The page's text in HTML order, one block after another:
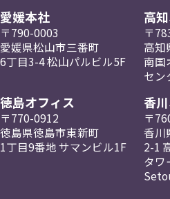
愛媛本社
〒790-0003
愛媛県松山市三番町
6丁目3-4松山パルビル5F
高
〒
高知
南国
セン
徳島オフィス
〒770-0912
徳島県徳島市東新町
1丁目9番地サマンビル1F
香
〒
香川
2-1
タワ